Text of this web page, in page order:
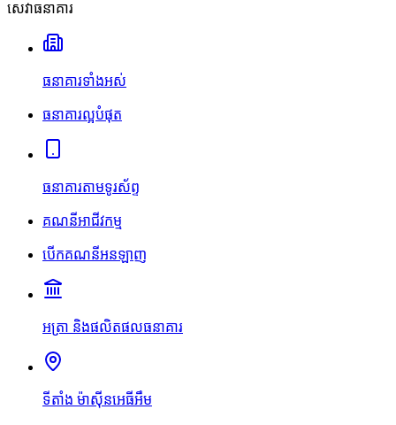
សេវាធនាគារ
ធនាគារទាំងអស់
ធនាគារល្អបំផុត
ធនាគារតាមទូរស័ព្ទ
គណនីអាជីវកម្ម
បើកគណនីអនឡាញ
អត្រា និងផលិតផលធនាគារ
ទីតាំង ម៉ាស៊ីនអេធីអឹម